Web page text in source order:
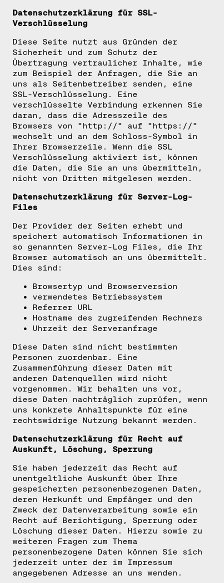
Datenschutzerklärung für SSL-
Verschlüsselung
Diese Seite nutzt aus Gründen der
Sicherheit und zum Schutz der
Übertragung vertraulicher Inhalte, wie
zum Beispiel der Anfragen, die Sie an
uns als Seitenbetreiber senden, eine
SSL-Verschlüsselung. Eine
verschlüsselte Verbindung erkennen Sie
daran, dass die Adresszeile des
Browsers von "http://" auf "https://"
wechselt und an dem Schloss-Symbol in
Ihrer Browserzeile. Wenn die SSL
Verschlüsselung aktiviert ist, können
die Daten, die Sie an uns übermitteln,
nicht von Dritten mitgelesen werden.
Datenschutzerklärung für Server-Log-
Files
Der Provider der Seiten erhebt und
speichert automatisch Informationen in
so genannten Server-Log Files, die Ihr
Browser automatisch an uns übermittelt.
Dies sind:
Browsertyp und Browserversion
verwendetes Betriebssystem
Referrer URL
Hostname des zugreifenden Rechners
Uhrzeit der Serveranfrage
Diese Daten sind nicht bestimmten
Personen zuordenbar. Eine
Zusammenführung dieser Daten mit
anderen Datenquellen wird nicht
vorgenommen. Wir behalten uns vor,
diese Daten nachträglich zuprüfen, wenn
uns konkrete Anhaltspunkte für eine
rechtswidrige Nutzung bekannt werden.
Datenschutzerklärung für Recht auf
Auskunft, Löschung, Sperrung
Sie haben jederzeit das Recht auf
unentgeltliche Auskunft über Ihre
gespeicherten personenbezogenen Daten,
deren Herkunft und Empfänger und den
Zweck der Datenverarbeitung sowie ein
Recht auf Berichtigung, Sperrung oder
Löschung dieser Daten. Hierzu sowie zu
weiteren Fragen zum Thema
personenbezogene Daten können Sie sich
jederzeit unter der im Impressum
angegebenen Adresse an uns wenden.